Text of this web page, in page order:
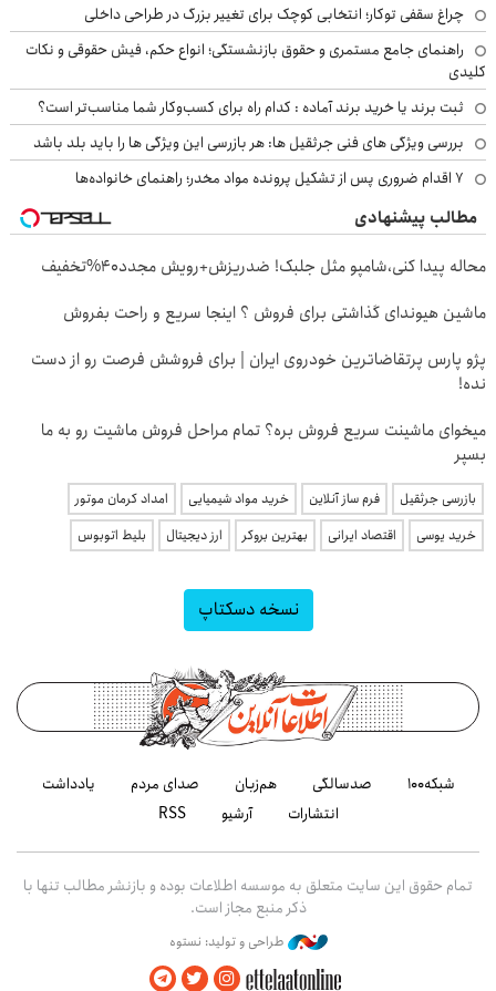
چراغ سقفی توکار؛ انتخابی کوچک برای تغییر بزرگ در طراحی داخلی
راهنمای جامع مستمری و حقوق بازنشستگی؛ انواع حکم، فیش حقوقی و نکات
کلیدی
ثبت برند یا خرید برند آماده : کدام راه برای کسب‌وکار شما مناسب‌تر است؟
بررسی ویژگی های فنی جرثقیل ها: هر بازرسی این ویژگی ها را باید بلد باشد
۷ اقدام ضروری پس از تشکیل پرونده مواد مخدر؛ راهنمای خانواده‌ها
مطالب پیشنهادی
محاله پیدا کنی،شامپو مثل جلبک! ضدریزش+رویش مجدد40%تخفیف
ماشین هیوندای گذاشتی برای فروش ؟ اینجا سریع و راحت بفروش
پژو پارس پرتقاضاترین خودروی ایران | برای فروشش فرصت رو از دست
نده!
میخوای ماشینت سریع فروش بره؟ تمام مراحل فروش ماشیت رو به ما
بسپر
بازرسی جرثقیل فرم ساز آنلاین خرید مواد شیمیایی
امداد کرمان موتور
خرید یوسی
اقتصاد ایرانی بهترین بروکر ارز دیجیتال بلیط اتوبوس
نسخه دسکتاپ
شبکه۱۰۰ صدسالگی هم‌زبان صدای مردم
یادداشت
انتشارات
آرشیو RSS
تمام حقوق این سایت متعلق به موسسه اطلاعات بوده و بازنشر مطالب تنها با
ذکر منبع مجاز است.
طراحی و تولید: نستوه